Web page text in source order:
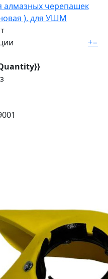
алмазных черепашек
), для УШМ
+−